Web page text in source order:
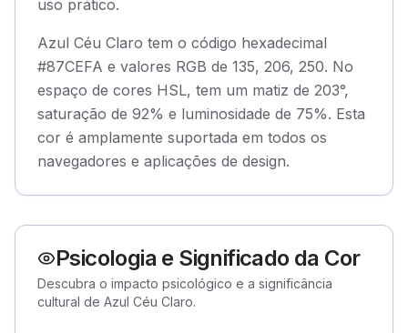
uso prático.
Azul Céu Claro tem o código hexadecimal
#87CEFA e valores RGB de 135, 206, 250. No
espaço de cores HSL, tem um matiz de 203°,
saturação de 92% e luminosidade de 75%. Esta
cor é amplamente suportada em todos os
navegadores e aplicações de design.
Psicologia e Significado da Cor
Descubra o impacto psicológico e a significância
cultural de Azul Céu Claro.